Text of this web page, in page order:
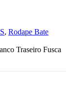
, Rodape Bate
Traseiro Fusca